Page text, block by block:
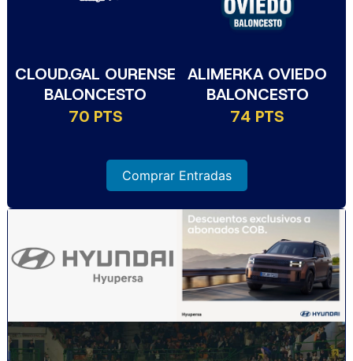
CLOUD.GAL OURENSE
BALONCESTO
70 PTS
ALIMERKA OVIEDO
BALONCESTO
74 PTS
Comprar Entradas